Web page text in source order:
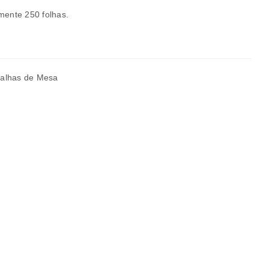
será enviada para o seu
250 folhas.
de Mesa